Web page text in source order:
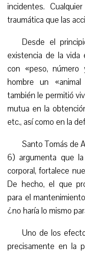
incidentes.
traumática que las
Desde el
existencia de la vida
con «peso, número
hombre un
también le permitió
mutua en la
etc., así como en la
Santo Tomás de
6) argumenta que
corporal, fortalece
De hecho, el que
para el
¿no haría lo mismo
Uno de los
precisamente en la